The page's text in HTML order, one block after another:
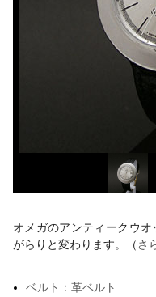
オメガのアンティークウ
がらりと変わります。（ さ
ベルト：革ベルト